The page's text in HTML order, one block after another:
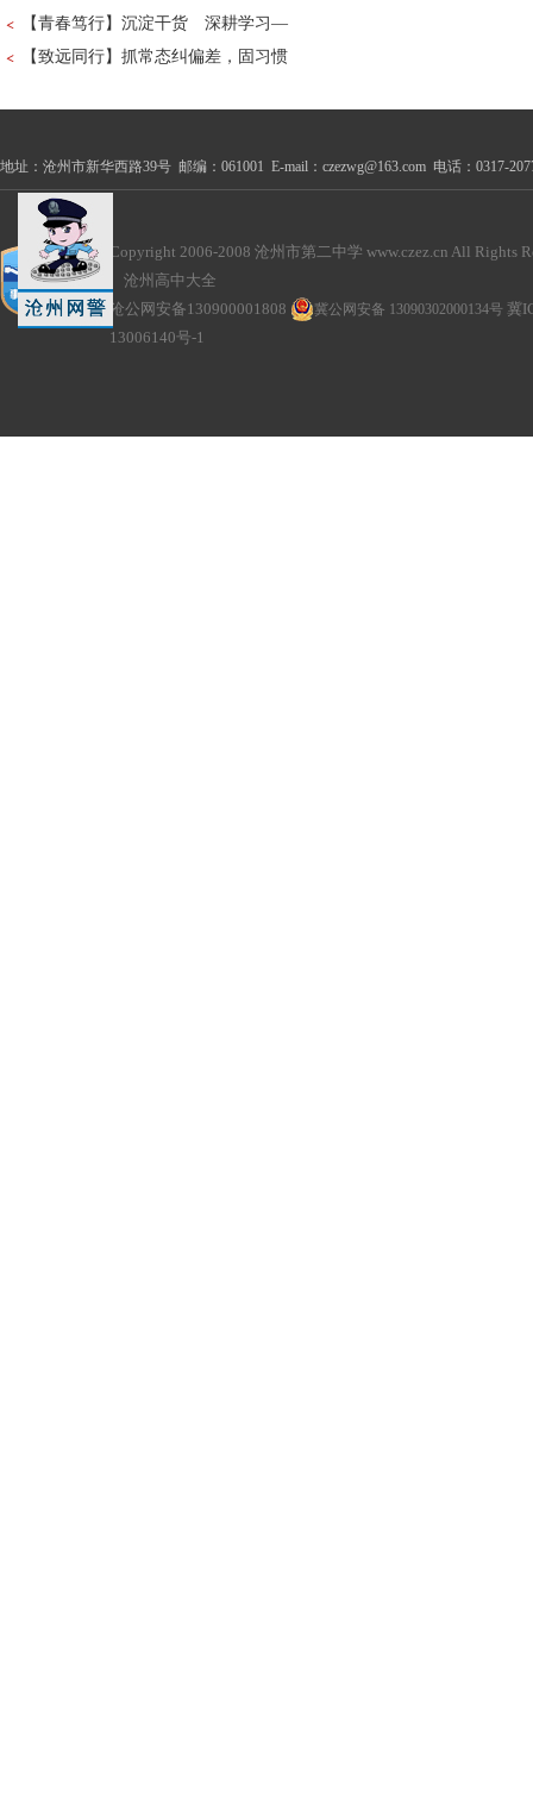
【青春笃行】沉淀干货 深耕学习—
【致远同行】抓常态纠偏差，固习惯
地址：沧州市新华西路39号 邮编：061001 E-mail：czezwg@163.com 电话：0317-
Copyright 2006-2008 沧州市第二中学 www.czez.cn All Rights
沧州高中大全
沧公网安备130900001808
冀公网安备 13090302000134号 冀
13006140号-1